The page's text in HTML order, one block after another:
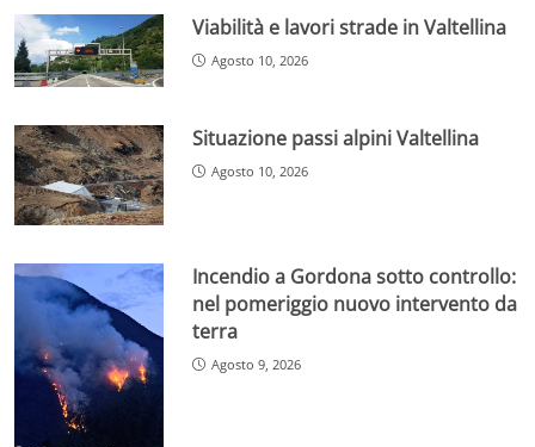
Viabilità e lavori strade in Valtellina
Agosto 10, 2026
Situazione passi alpini Valtellina
Agosto 10, 2026
Incendio a Gordona sotto controllo:
nel pomeriggio nuovo intervento da
terra
Agosto 9, 2026